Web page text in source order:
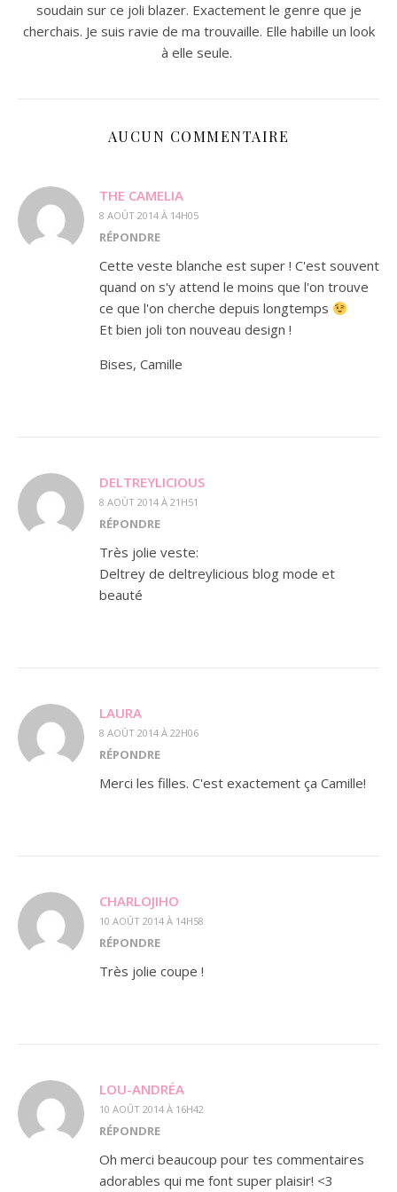
soudain sur ce joli blazer. Exactement le genre que je
cherchais. Je suis ravie de ma trouvaille. Elle habille un look
à elle seule.
AUCUN COMMENTAIRE
THE CAMELIA
8 AOÛT 2014 À 14H05
RÉPONDRE
Cette veste blanche est super ! C'est souvent
quand on s'y attend le moins que l'on trouve
ce que l'on cherche depuis longtemps
Et bien joli ton nouveau design !
Bises, Camille
DELTREYLICIOUS
8 AOÛT 2014 À 21H51
RÉPONDRE
Très jolie veste:
Deltrey de deltreylicious blog mode et
beauté
LAURA
8 AOÛT 2014 À 22H06
RÉPONDRE
Merci les filles. C'est exactement ça Camille!
CHARLOJIHO
10 AOÛT 2014 À 14H58
RÉPONDRE
Très jolie coupe !
LOU-ANDRÉA
10 AOÛT 2014 À 16H42
RÉPONDRE
Oh merci beaucoup pour tes commentaires
adorables qui me font super plaisir! <3